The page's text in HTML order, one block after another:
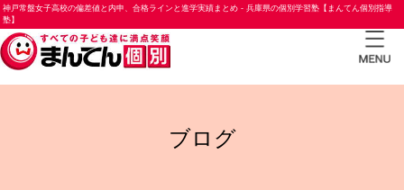
神戸常盤女子高校の偏差値と内申、合格ラインと進学実績まとめ - 兵庫県の個別学習塾【まんてん個別指導
塾】
ブログ